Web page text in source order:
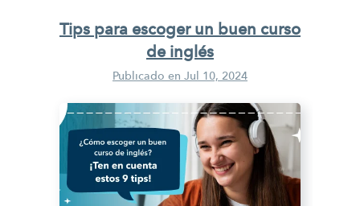
Tips para escoger un buen curso
de inglés
Publicado en Jul 10, 2024